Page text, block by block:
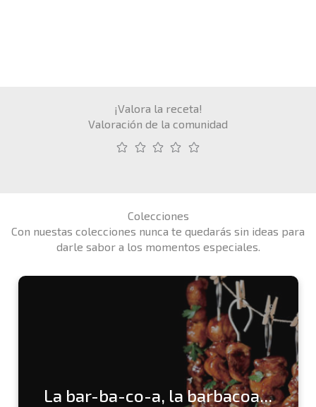
¡Valora la receta!
Valoración de la comunidad
Colecciones
Con nuestas colecciones nunca te quedarás sin ideas para
darle sabor a los momentos especiales.
La bar-ba-co-a, la barbacoa...